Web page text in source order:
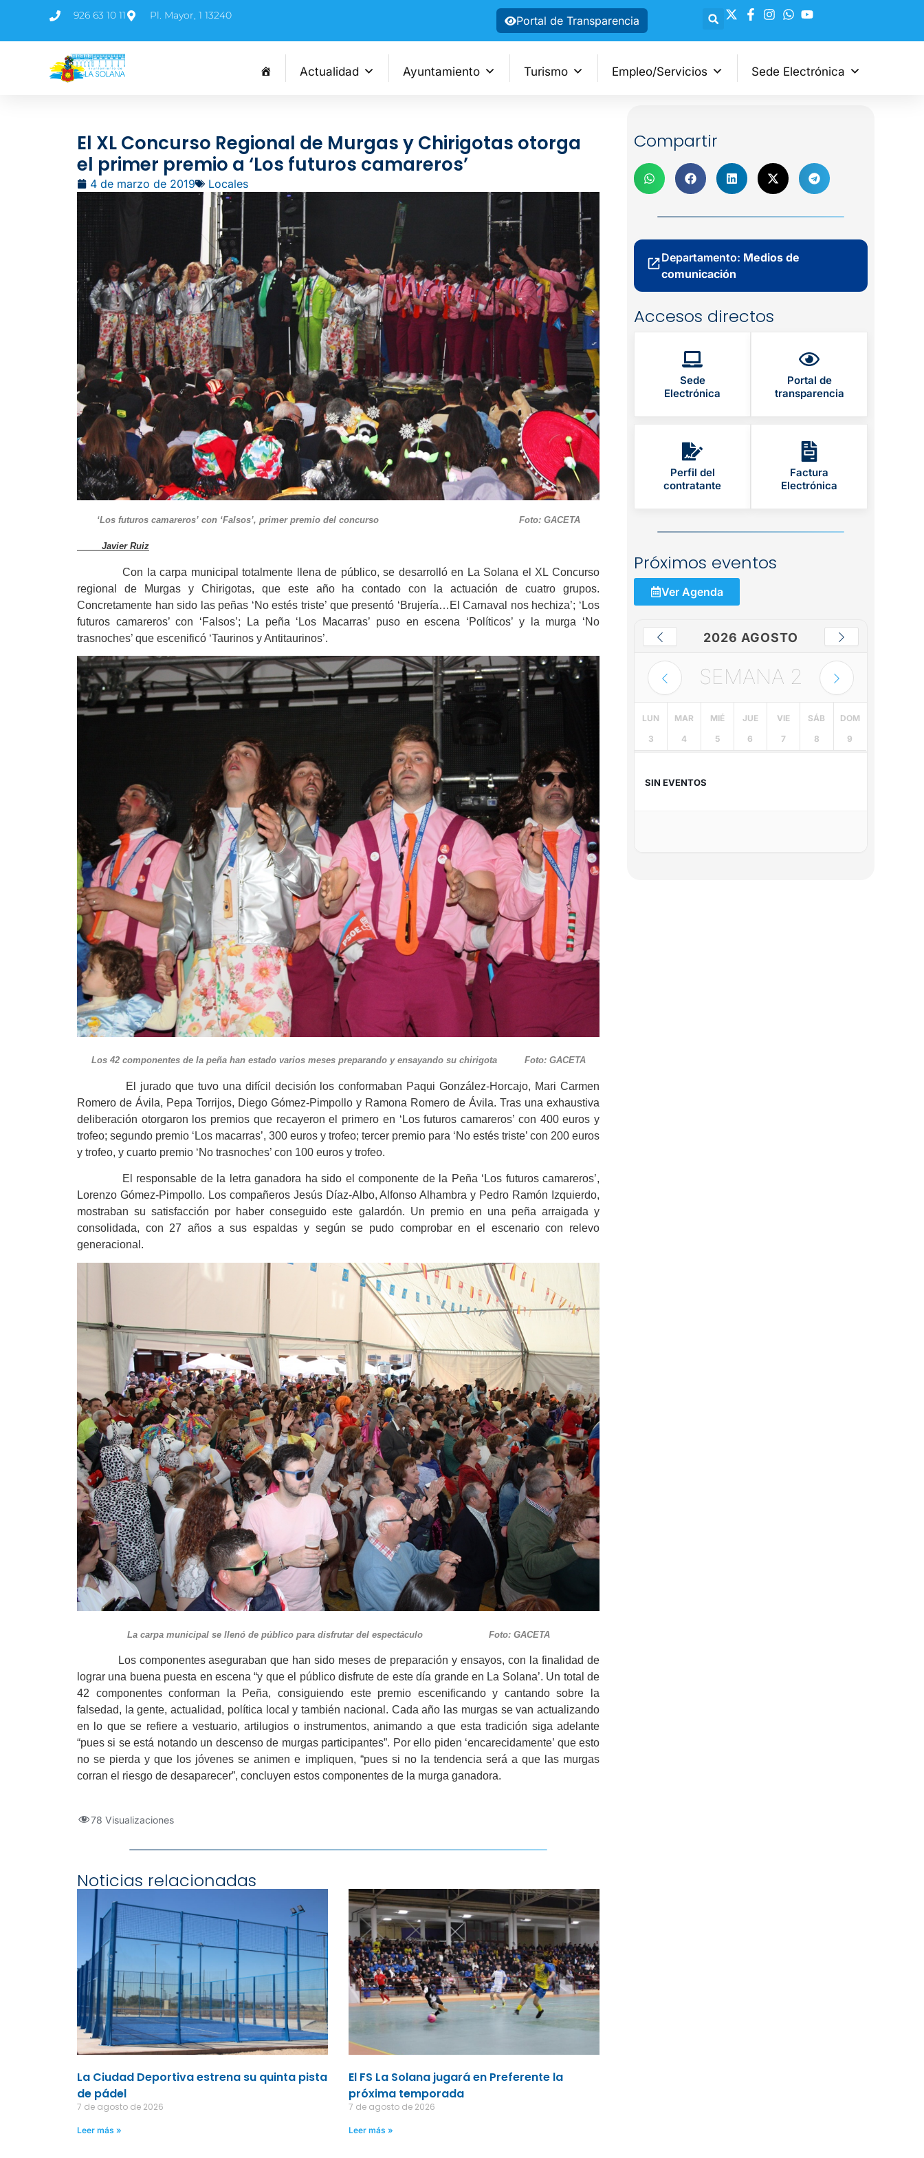
926 63 10 11 Pl. Mayor, 1 13240 Portal de Transparencia
Actualidad Ayuntamiento Turismo Empleo/Servicios Sede Electrónica
El XL Concurso Regional de Murgas y Chirigotas otorga
el primer premio a ‘Los futuros camareros’
4 de marzo de 2019 Locales
‘Los futuros camareros’ con ‘Falsos’, primer premio del concurso Foto: GACETA
Javier Ruiz
Con la carpa municipal totalmente llena de público, se desarrolló en La Solana el XL Concurso
regional de Murgas y Chirigotas, que este año ha contado con la actuación de cuatro grupos.
Concretamente han sido las peñas ‘No estés triste’ que presentó ‘Brujería…El Carnaval nos hechiza’; ‘Los
futuros camareros’ con ‘Falsos’; La peña ‘Los Macarras’ puso en escena ‘Políticos’ y la murga ‘No
trasnoches’ que escenificó ‘Taurinos y Antitaurinos’.
Los 42 componentes de la peña han estado varios meses preparando y ensayando su chirigota Foto: GACETA
El jurado que tuvo una difícil decisión los conformaban Paqui González-Horcajo, Mari Carmen
Romero de Ávila, Pepa Torrijos, Diego Gómez-Pimpollo y Ramona Romero de Ávila. Tras una exhaustiva
deliberación otorgaron los premios que recayeron el primero en ‘Los futuros camareros’ con 400 euros y
trofeo; segundo premio ‘Los macarras’, 300 euros y trofeo; tercer premio para ‘No estés triste’ con 200 euros
y trofeo, y cuarto premio ‘No trasnoches’ con 100 euros y trofeo.
El responsable de la letra ganadora ha sido el componente de la Peña ‘Los futuros camareros’,
Lorenzo Gómez-Pimpollo. Los compañeros Jesús Díaz-Albo, Alfonso Alhambra y Pedro Ramón Izquierdo,
mostraban su satisfacción por haber conseguido este galardón. Un premio en una peña arraigada y
consolidada, con 27 años a sus espaldas y según se pudo comprobar en el escenario con relevo
generacional.
La carpa municipal se llenó de público para disfrutar del espectáculo Foto: GACETA
Los componentes aseguraban que han sido meses de preparación y ensayos, con la finalidad de
lograr una buena puesta en escena “y que el público disfrute de este día grande en La Solana’. Un total de
42 componentes conforman la Peña, consiguiendo este premio escenificando y cantando sobre la
falsedad, la gente, actualidad, política local y también nacional. Cada año las murgas se van actualizando
en lo que se refiere a vestuario, artilugios o instrumentos, animando a que esta tradición siga adelante
“pues si se está notando un descenso de murgas participantes”. Por ello piden ‘encarecidamente’ que esto
no se pierda y que los jóvenes se animen e impliquen, “pues si no la tendencia será a que las murgas
corran el riesgo de desaparecer”, concluyen estos componentes de la murga ganadora.
78 Visualizaciones
Noticias relacionadas
La Ciudad Deportiva estrena su quinta pista
de pádel
7 de agosto de 2026
Leer más »
El FS La Solana jugará en Preferente la
próxima temporada
7 de agosto de 2026
Leer más »
Compartir
Departamento: Medios de
comunicación
Accesos directos
Sede
Electrónica
Portal de
transparencia
Perfil del
contratante
Factura
Electrónica
Próximos eventos
Ver Agenda
2026 AGOSTO
SEMANA 2
LUN
3
MAR
4
MIÉ
5
JUE
6
VIE
7
SÁB
8
DOM
9
SIN EVENTOS